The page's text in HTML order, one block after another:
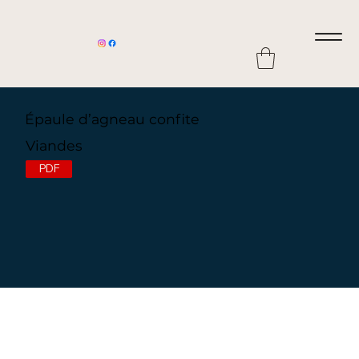
Épaule d’agneau confite
Viandes
PDF